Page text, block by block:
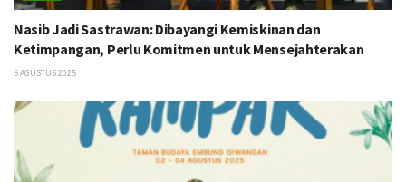
Nasib Jadi Sastrawan: Dibayangi Kemiskinan dan
Ketimpangan, Perlu Komitmen untuk Mensejahterakan
5 AGUSTUS 2025